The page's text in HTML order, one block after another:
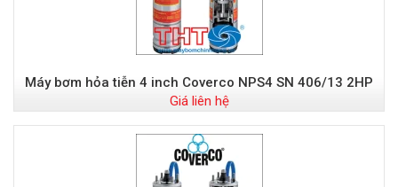
Máy bơm hỏa tiễn 4 inch Coverco NPS4 SN 406/13 2HP
Giá liên hệ